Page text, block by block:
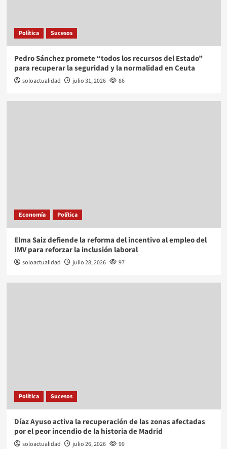
Política Sucesos
Pedro Sánchez promete “todos los recursos del Estado”
para recuperar la seguridad y la normalidad en Ceuta
soloactualidad julio 31, 2026 86
Economía Política
Elma Saiz defiende la reforma del incentivo al empleo del
IMV para reforzar la inclusión laboral
soloactualidad julio 28, 2026 97
Política Sucesos
Díaz Ayuso activa la recuperación de las zonas afectadas
por el peor incendio de la historia de Madrid
soloactualidad julio 26, 2026 99